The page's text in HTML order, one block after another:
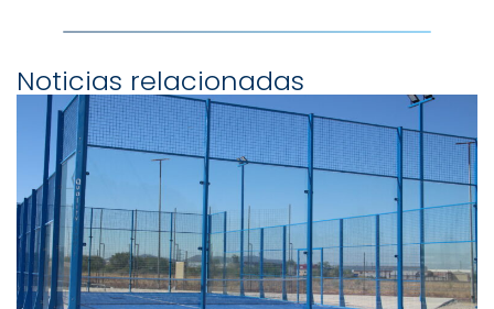
Noticias relacionadas